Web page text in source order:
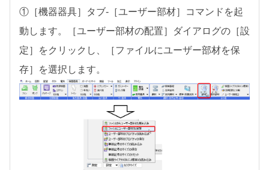
①［機器器具］タブ-［ユーザー部材］コマンドを起
動します。［ユーザー部材の配置］ダイアログの［設
定］をクリックし、［ファイルにユーザー部材を保
存］を選択します。